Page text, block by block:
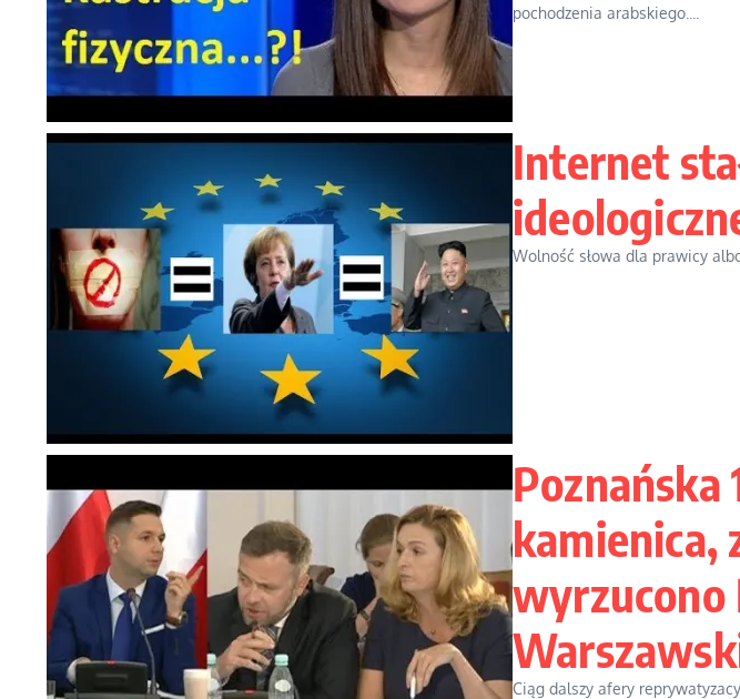
pochodzenia arabskiego....
Internet
Wolność słowa dla prawicy
Poznańska
kamienica,
wyrzucono
Ciąg dalszy afery